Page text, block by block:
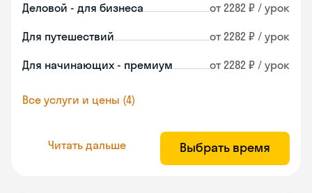
Деловой - для бизнеса от 2282 ₽ / урок
Для путешествий от 2282 ₽ / урок
Для начинающих - премиум от 2282 ₽ / урок
Все услуги и цены (4)
Читать дальше Выбрать время